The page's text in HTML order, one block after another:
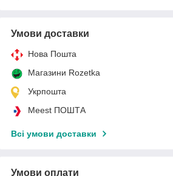
Умови доставки
Нова Пошта
Магазини Rozetka
Укрпошта
Meest ПОШТА
Всі умови доставки
Умови оплати